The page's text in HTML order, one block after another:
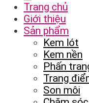
Trang chủ
Giới thiệu
Sản phẩm
Kem lót
Kem nền
Phấn
Trang
Son môi